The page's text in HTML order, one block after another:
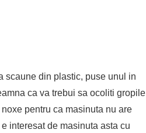
scaune din plastic, puse unul in
ca va trebui sa ocoliti gropile
pentru ca masinuta nu are
interesat de masinuta asta cu